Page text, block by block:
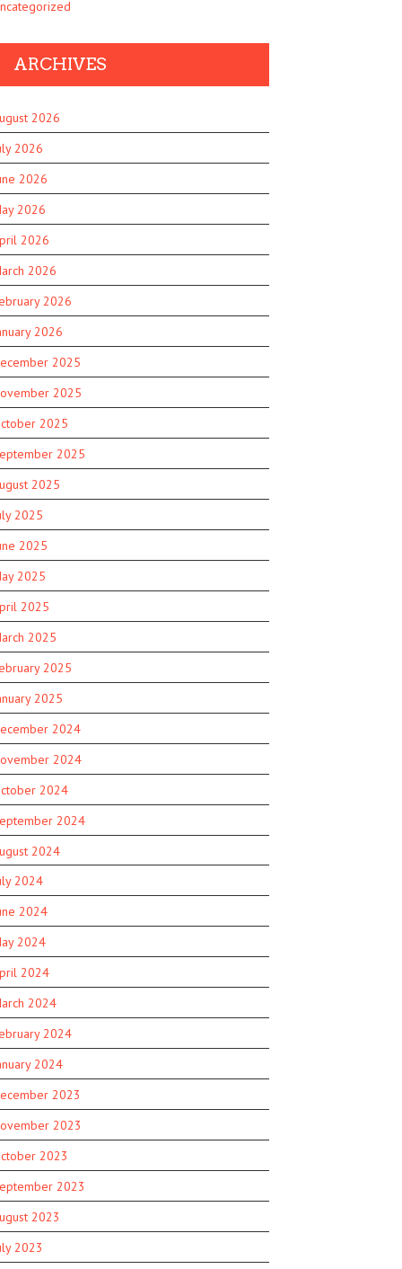
ARCHIVES
2026
2026
2026
2026
2026
2026
2026
2026
2025
2025
2025
2025
2025
2025
2025
2025
2025
2025
2025
2025
2024
2024
2024
2024
2024
2024
2024
2024
2024
2024
2024
2024
2023
2023
2023
2023
2023
2023